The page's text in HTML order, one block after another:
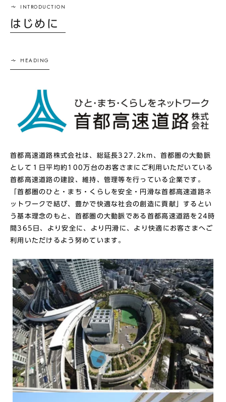
はじめに
首都高速道路株式会社は、総延長327.2km、首都圏の大動脈
として１日平均約100万台のお客さまにご利用いただいている
首都高速道路の建設、維持、管理等を行っている企業です。
「首都圏のひと・まち・くらしを安全・円滑な首都高速道路ネ
ットワークで結び、豊かで快適な社会の創造に貢献」するとい
う基本理念のもと、首都圏の大動脈である首都高速道路を24時
間365日、より安全に、より円滑に、より快適にお客さまへご
利用いただけるよう努めています。